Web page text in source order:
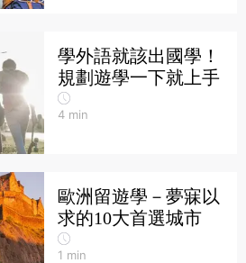
學外語就該出國學！
規劃遊學一下就上手
4 min
歐洲留遊學－夢寐以
求的10大首選城市
1 min